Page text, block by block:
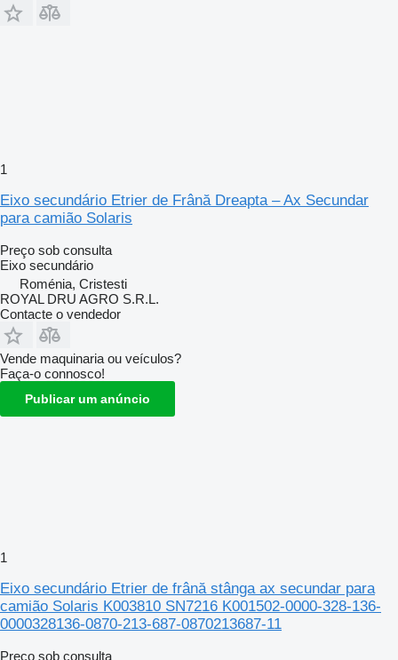
1
Eixo secundário Etrier de Frână Dreapta – Ax Secundar
para camião Solaris
Preço sob consulta
Eixo secundário
Roménia, Cristesti
ROYAL DRU AGRO S.R.L.
Contacte o vendedor
Vende maquinaria ou veículos?
Faça-o connosco!
Publicar um anúncio
1
Eixo secundário Etrier de frână stânga ax secundar para
camião Solaris K003810 SN7216 K001502-0000-328-136-
0000328136-0870-213-687-0870213687-11
Preço sob consulta